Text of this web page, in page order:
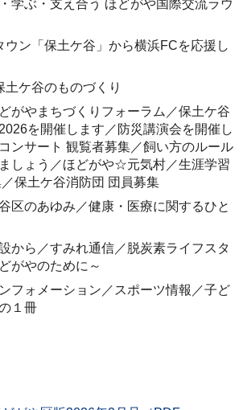
学ぶ・支え合う ほどがや国際交流ラウ
ウン「保土ケ谷」から横浜FCを応援し
ケ谷のものづくり
がやまちづくりフォーラム／保土ケ谷
を開催します／防災講演会を開催し
ンサート 観覧者募集／飼い方のルール
しょう／ほどがや☆元気村／生涯学習
保土ケ谷消防団 団員募集
区のあゆみ／健康・医療に関するひと
から／すみれ通信／脱炭素ライフスタ
がやのために～
フォメーション／スポーツ情報／子ど
１冊